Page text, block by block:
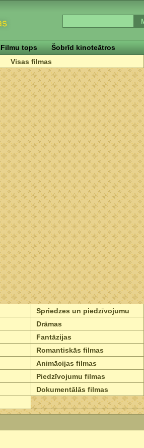
Filmu tops
Šobrīd kinoteātros
Visas filmas
Spriedzes un piedzīvojumu
Drāmas
Fantāzijas
Romantiskās filmas
Animācijas filmas
Piedzīvojumu filmas
Dokumentālās filmas